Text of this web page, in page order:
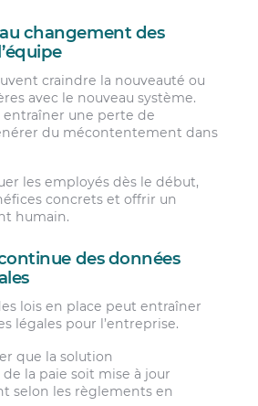
changement des
craindre la nouveauté ou
avec le nouveau système.
entraîner une perte de
du mécontentement dans
les employés dès le début,
concrets et offrir un
humain.
des données
lois en place peut entraîner
légales pour l’entreprise.
que la solution
la paie soit mise à jour
selon les règlements en